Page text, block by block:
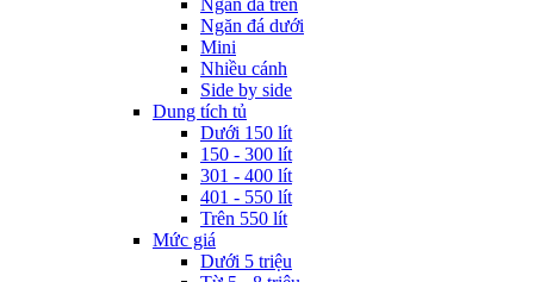
Ngăn đá dưới
Mini
Nhiều cánh
Side by side
Dung tích tủ
Dưới 150 lít
150 - 300 lít
301 - 400 lít
401 - 550 lít
Trên 550 lít
Mức giá
Dưới 5 triệu